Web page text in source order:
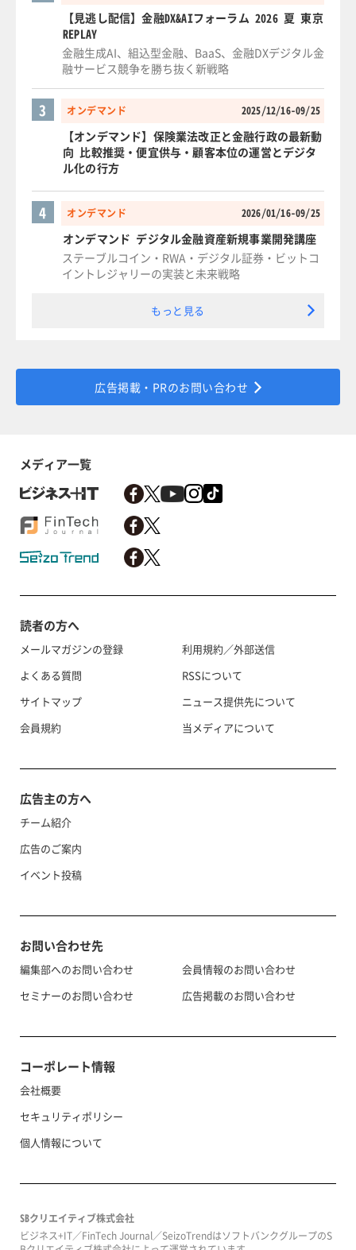
【見逃し配信】金融DX&AIフォーラム 2026 夏 東京
REPLAY
金融生成AI、組込型金融、BaaS、金融DXデジタル金
融サービス競争を勝ち抜く新戦略
オンデマンド 2025/12/16-09/25
3
【オンデマンド】保険業法改正と金融行政の最新動
向 比較推奨・便宜供与・顧客本位の運営とデジタ
ル化の行方
オンデマンド 2026/01/16-09/25
4
オンデマンド デジタル金融資産新規事業開発講座
ステーブルコイン・RWA・デジタル証券・ビットコ
イントレジャリーの実装と未来戦略
もっと見る
広告掲載・PRのお問い合わせ
メディア一覧
読者の方へ
メールマガジンの登録
よくある質問
サイトマップ
会員規約
利用規約／外部送信
RSSについて
ニュース提供先について
当メディアについて
広告主の方へ
チーム紹介
広告のご案内
イベント投稿
お問い合わせ先
編集部へのお問い合わせ
セミナーのお問い合わせ
会員情報のお問い合わせ
広告掲載のお問い合わせ
コーポレート情報
会社概要
セキュリティポリシー
個人情報について
SBクリエイティブ株式会社
ビジネス+IT／FinTech Journal／SeizoTrendはソフトバンクグループのS